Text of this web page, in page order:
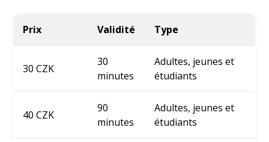
Prix Validité Type
30 CZK
30
minutes
Adultes, jeunes et
étudiants
40 CZK
90
minutes
Adultes, jeunes et
étudiants